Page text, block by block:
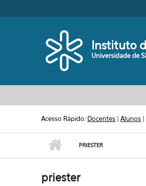
Instituto
Universidade de
Acesso Rápido: Docentes |Alunos |
PRIESTER
priester